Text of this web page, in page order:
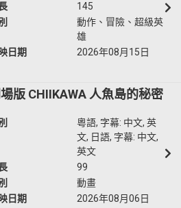
145
動作、冒險、超級英
雄
日期
2026年08月15日
版 CHIIKAWA 人魚島的秘密
粵語, 字幕: 中文, 英
文, 日語, 字幕: 中文,
英文
99
動畫
日期
2026年08月06日